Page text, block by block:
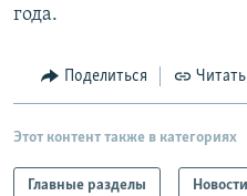
года.
Поделиться
Этот контент также в категориях
Главные разделы Новости